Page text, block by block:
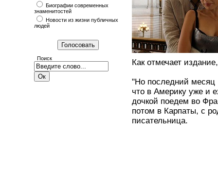
Биографии современных
знаменитостей
Новости из жизни публичных
людей
Поиск Как отмечает
"Но последний месяц
что в Америку уже и
дочкой поедем во
потом в Карпаты, с
писательница.